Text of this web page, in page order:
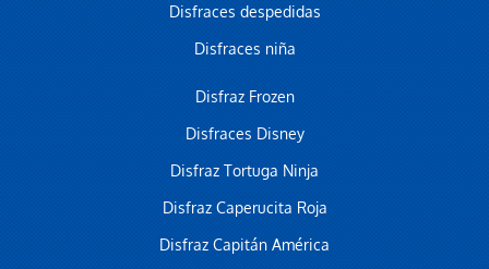
Disfraces despedidas
Disfraces niña
Disfraz Frozen
Disfraces Disney
Disfraz Tortuga Ninja
Disfraz Caperucita Roja
Disfraz Capitán América